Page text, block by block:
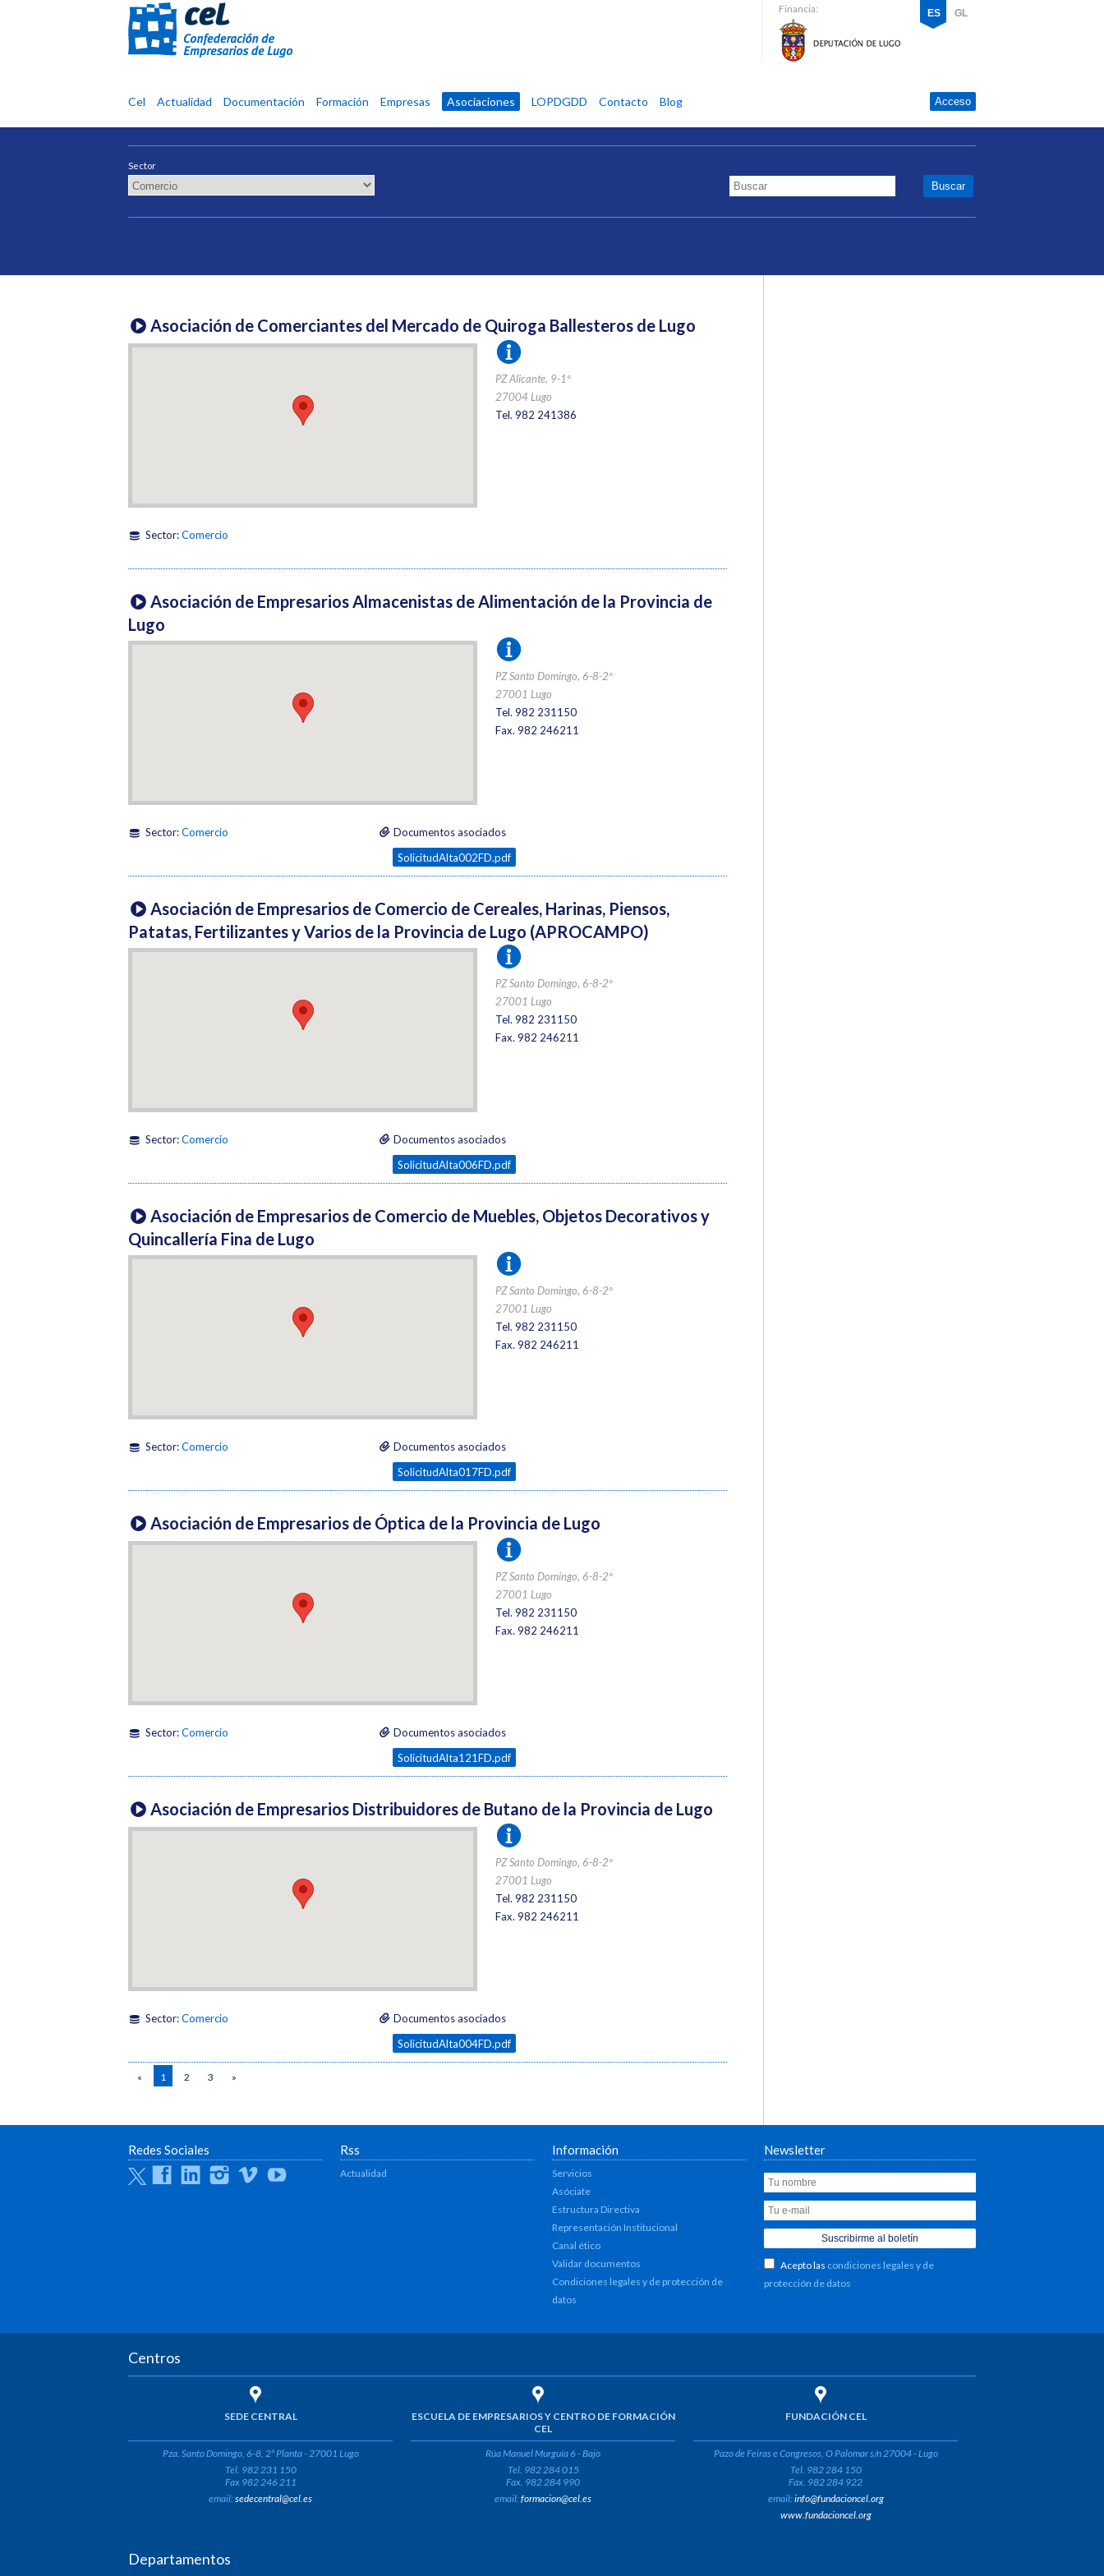
Confederación
Lugo
Financia: ES GL
Cel Actualidad Documentación Formación Empresas Asociaciones LOPDGDD Contacto Blog Acceso
Sector
Asociación de Comerciantes del Mercado de Quiroga Ballesteros de Lugo
PZ Alicante, 9-1º
27004 Lugo
Tel. 982 241386
Sector:Comercio
Asociación de Empresarios Almacenistas de Alimentación de la Provincia de
Lugo
PZ Santo Domingo, 6-8-2º
27001 Lugo
Tel. 982 231150
Fax. 982 246211
Sector:Comercio
Documentos asociados
SolicitudAlta002FD.pdf
Asociación de Empresarios de Comercio de Cereales, Harinas, Piensos,
Patatas, Fertilizantes y Varios de la Provincia de Lugo (APROCAMPO)
PZ Santo Domingo, 6-8-2º
27001 Lugo
Tel. 982 231150
Fax. 982 246211
Sector:Comercio
Documentos asociados
SolicitudAlta006FD.pdf
Asociación de Empresarios de Comercio de Muebles, Objetos Decorativos y
Quincallería Fina de Lugo
PZ Santo Domingo, 6-8-2º
27001 Lugo
Tel. 982 231150
Fax. 982 246211
Sector:Comercio
Documentos asociados
SolicitudAlta017FD.pdf
Asociación de Empresarios de Óptica de la Provincia de Lugo
PZ Santo Domingo, 6-8-2º
27001 Lugo
Tel. 982 231150
Fax. 982 246211
Sector:Comercio
Documentos asociados
SolicitudAlta121FD.pdf
Asociación de Empresarios Distribuidores de Butano de la Provincia de Lugo
PZ Santo Domingo, 6-8-2º
27001 Lugo
Tel. 982 231150
Fax. 982 246211
Sector:Comercio
Documentos asociados
SolicitudAlta004FD.pdf
« 1 2 3 »
Redes Sociales
TwitterFacebookLinkedinInstagram
Vimeo Youtube
Rss
Actualidad
Información
Servicios
Asóciate
Estructura Directiva
Representación Institucional
Canal ético
Validar documentos
Condiciones legales y de protección de
datos
Newsletter
Acepto las condiciones legales y de
protección de datos
Centros
SEDE CENTRAL
Pza. Santo Domingo, 6-8, 2ª Planta - 27001 Lugo
Tel. 982 231 150
Fax 982 246 211
email:sedecentral@cel.es
ESCUELA DE EMPRESARIOS Y CENTRO DE FORMACIÓN
CEL
Rúa Manuel Murguía 6 - Bajo
Tel. 982 284 015
Fax. 982 284 990
email:formacion@cel.es
FUNDACIÓN CEL
Pazo de Feiras e Congresos, O Palomar s/n 27004 - Lugo
Tel. 982 284 150
Fax. 982 284 922
email:info@fundacioncel.org
www.fundacioncel.org
Departamentos